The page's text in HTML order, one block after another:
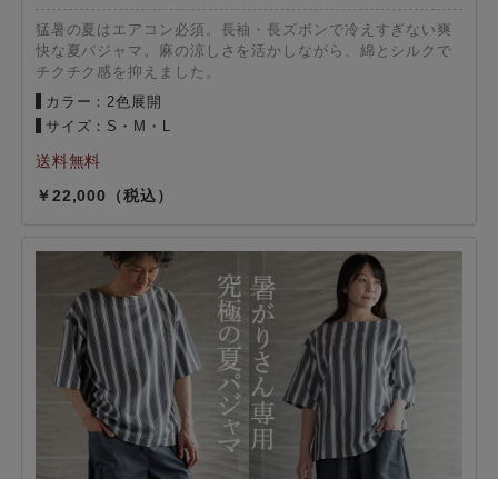
猛暑の夏はエアコン必須。長袖・長ズボンで冷えすぎない爽
快な夏パジャマ。麻の涼しさを活かしながら、綿とシルクで
チクチク感を抑えました。
カラー：2色展開
サイズ：S・M・L
22,000